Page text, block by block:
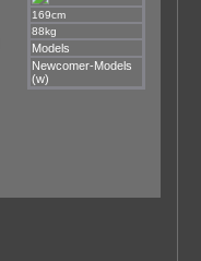
169cm
88kg
Models
Newcomer-Models
(w)